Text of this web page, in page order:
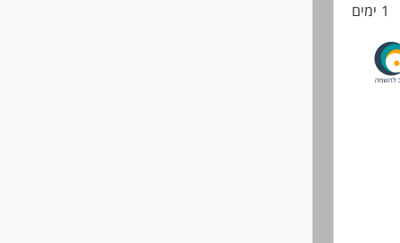
1 ימים